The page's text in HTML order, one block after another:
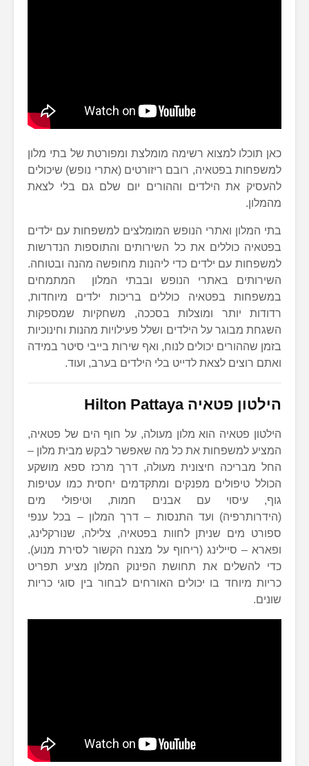
כאן תוכלו למצוא רשימה מומלצת ומפורטת של בתי מלון
למשפחות בפטאיה, רובם ריזורטים (אתרי נופש) שיכולים
להעסיק את הילדים וההורים יום שלם גם בלי לצאת
מהמלון.
בתי המלון ואתרי הנופש המומלצים למשפחות עם ילדים
בפטאיה כוללים את כל השירותים והתוספות הנדרשות
למשפחות עם ילדים כדי ליהנות מחופשה מהנה ובטוחה.
השירותים באתרי הנופש ובבתי המלון המתמחים
במשפחות בפטאיה כוללים בריכות ילדים מיוחדות,
רדודות יותר ומוצלות בסככה, משחקיות שמספקות
השגחת מבוגר על הילדים ושלל פעילויות מהנות וחינוכיות
בזמן שההורים יכולים לנוח, ואף שירות בייבי סיטר במידה
ואתם רוצים לצאת לדייט בלי הילדים בערב, ועוד.
הילטון פטאיה Hilton Pattaya
הילטון פטאיה הוא מלון מעולה, על חוף הים של פטאיה,
המציע למשפחות את כל מה שאפשר לבקש מבית מלון –
החל מבריכה חיצונית מעולה, דרך מרכז ספא מושקע
הכולל טיפולים מפנקים ומתקדמים יחסית כמו עטיפות
גוף, עיסוי עם אבנים חמות, וטיפולי מים
(הידרותרפיה) ועד התנסות – דרך המלון – בכל ענפי
ספורט מים שניתן לחוות בפטאיה, צלילה, שנורקלינג,
ופארא – סיילינג (ריחוף על מצנח הקשור לסירת מנוע).
כדי להשלים את תחושת הפינוק המלון מציע תפריט
כריות מיוחד בו יכולים האורחים לבחור בין סוגי כריות
שונים.